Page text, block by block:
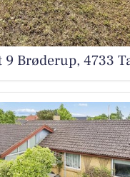
9 Brøderup, 4733